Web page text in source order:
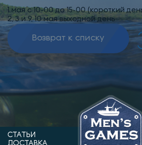
1 мая с 10-00 до 15-00 (короткий
2, 3 и 9, 10 мая выходной день
Возврат к списку
СТАТЬИ